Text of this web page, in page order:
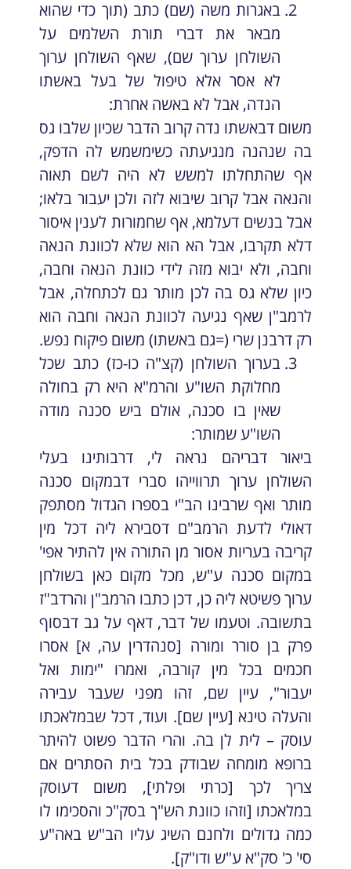
באגרות משה (שם) כתב (תוך כדי שהוא
מבאר את דברי תורת השלמים על
השולחן ערוך שם), שאף השולחן ערוך
לא אסר אלא טיפול של בעל באשתו
הנדה, אבל לא באשה אחרת:
משום דבאשתו נדה קרוב הדבר שכיון שלבו גס
בה שנהנה מנגיעתה כשימשמש לה הדפק,
אף שהתחלתו למשש לא היה לשם תאוה
והנאה אבל קרוב שיבוא לזה ולכן יעבור בלאו;
אבל בנשים דעלמא, אף שחמורות לענין איסור
דלא תקרבו, אבל הא הוא שלא לכוונת הנאה
וחבה, ולא יבוא מזה לידי כוונת הנאה וחבה,
כיון שלא גס בה לכן מותר גם לכתחלה, אבל
לרמב"ן שאף נגיעה לכוונת הנאה וחבה הוא
רק דרבנן שרי (=גם באשתו) משום פיקוח נפש.
בערוך השולחן (קצ"ה כו-כז) כתב שכל
מחלוקת השו"ע והרמ"א היא רק בחולה
שאין בו סכנה, אולם ביש סכנה מודה
השו"ע שמותר:
ביאור דבריהם נראה לי, דרבותינו בעלי
השולחן ערוך תרווייהו סברי דבמקום סכנה
מותר ואף שרבינו הב"י בספרו הגדול מסתפק
דאולי לדעת הרמב"ם דסבירא ליה דכל מין
קריבה בעריות אסור מן התורה אין להתיר אפי'
במקום סכנה ע"ש, מכל מקום כאן בשולחן
ערוך פשיטא ליה כן, דכן כתבו הרמב"ן והרדב"ז
בתשובה. וטעמו של דבר, דאף על גב דבסוף
פרק בן סורר ומורה [סנהדרין עה, א] אסרו
חכמים בכל מין קורבה, ואמרו "ימות ואל
יעבור", עיין שם, זהו מפני שעבר עבירה
והעלה טינא [עיין שם]. ועוד, דכל שבמלאכתו
עוסק – לית לן בה. והרי הדבר פשוט להיתר
ברופא מומחה שבודק בכל בית הסתרים אם
צריך לכך [כרתי ופלתי], משום דעוסק
במלאכתו [וזהו כוונת הש"ך בסק"כ והסכימו לו
כמה גדולים ולחנם השיג עליו הב"ש באה"ע
סי' כ' סק"א ע"ש ודו"ק].